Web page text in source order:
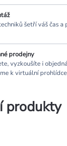
šetří váš čas
prodejny
vyzkoušíte i
k virtuální
produkty